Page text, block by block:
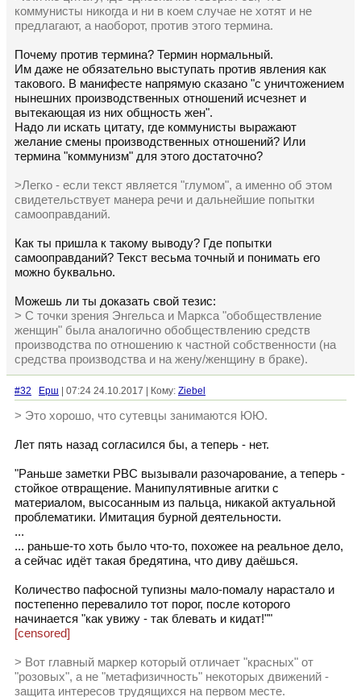
коммунисты никогда и ни в коем случае не хотят и не
предлагают, а наоборот, против этого термина.
Почему против термина? Термин нормальный.
Им даже не обязательно выступать против явления как
такового. В манифесте напрямую сказано "с уничтожением
нынешних производственных отношений исчезнет и
вытекающая из них общность жен".
Надо ли искать цитату, где коммунисты выражают
желание смены производственных отношений? Или
термина "коммунизм" для этого достаточно?
>Легко - если текст является "глумом", а именно об этом
свидетельствует манера речи и дальнейшие попытки
самооправданий.
Как ты пришла к такому выводу? Где попытки
самооправданий? Текст весьма точный и понимать его
можно буквально.
Можешь ли ты доказать свой тезис:
> С точки зрения Энгельса и Маркса "обобществление
женщин" была аналогично обобществлению средств
производства по отношению к частной собственности (на
средства производства и на жену/женщину в браке).
#32 Ерш | 07:24 24.10.2017 | Кому: Ziebel
> Это хорошо, что сутевцы занимаются ЮЮ.
Лет пять назад согласился бы, а теперь - нет.
"Раньше заметки РВС вызывали разочарование, а теперь -
стойкое отвращение. Манипулятивные агитки с
материалом, высосанным из пальца, никакой актуальной
проблематики. Имитация бурной деятельности.
...
... раньше-то хоть было что-то, похожее на реальное дело,
а сейчас идёт такая бредятина, что диву даёшься.
Количество пафосной тупизны мало-помалу нарастало и
постепенно перевалило тот порог, после которого
начинается "как увижу - так блевать и кидат!""
[censored]
> Вот главный маркер который отличает "красных" от
"розовых", а не "метафизичность" некоторых движений -
защита интересов трудящихся на первом месте.